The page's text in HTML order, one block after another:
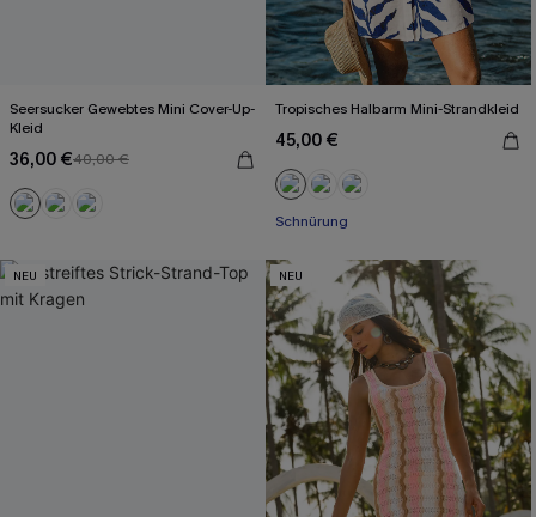
Seersucker Gewebtes Mini Cover-Up-
Kleid
36,00 €40,00 €
Tropisches Halbarm Mini-Strandkleid
45,00 €
Schnürung
NEU NEU